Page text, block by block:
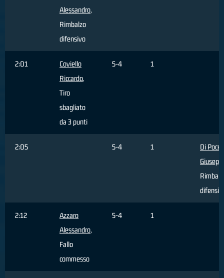
Alessandro,
Rimbalzo
difensivo
2:01
Coviello
Riccardo,
Tiro
sbagliato
da 3 punti
5-4 1
2:05 5-4 1
Di Poce
2:12
Azzaro
Alessandro,
Fallo
commesso
5-4 1